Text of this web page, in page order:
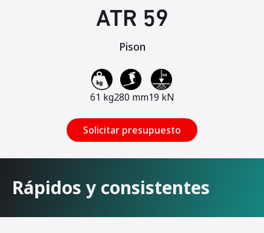
ATR 59
Pison
61 kg280 mm19 kN
Solicitar presupuesto
Rápidos y consistentes